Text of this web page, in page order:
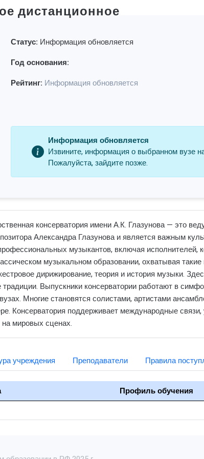
дистанционное
Статус: Информация обновляется
Год основания:
Рейтинг: Информация обновляется
Информация обновляется
Извините, информация о выбранном вузе
Пожалуйста, зайдите позже.
консерватория имени А.К. Глазунова — это
Александра Глазунова и является важным
музыкантов, включая
музыкальном образовании, охватывая
дирижирование, теория и история музыки.
Выпускники консерватории работают в
Многие становятся солистами, артистами
Консерватория поддерживает международные
мировых сценах.
учреждения Преподаватели Правила
Профиль обучения